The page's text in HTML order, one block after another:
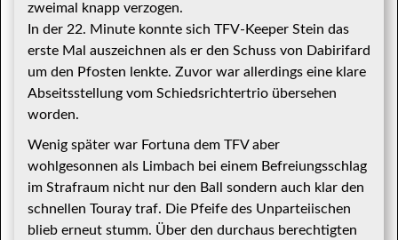
zweimal knapp verzogen.
In der 22. Minute konnte sich TFV-Keeper Stein das
erste Mal auszeichnen als er den Schuss von Dabirifard
um den Pfosten lenkte. Zuvor war allerdings eine klare
Abseitsstellung vom Schiedsrichtertrio übersehen
worden.
Wenig später war Fortuna dem TFV aber
wohlgesonnen als Limbach bei einem Befreiungsschlag
im Strafraum nicht nur den Ball sondern auch klar den
schnellen Touray traf. Die Pfeife des Unparteiischen
blieb erneut stumm. Über den durchaus berechtigten